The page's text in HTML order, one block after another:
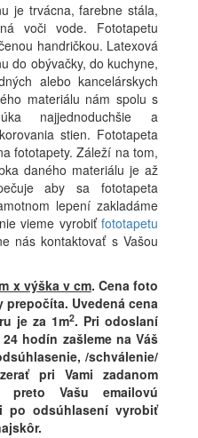
je trvácna, farebne stála,
voči vode. Fototapetu
handričkou. Latexová
do obývačky, do kuchyne,
alebo kancelárskych
materiálu nám spolu s
najjednoduchšie a
stien. Fototapeta
fototapety. Záleží na tom,
daného materiálu je až
aby sa fototapeta
lepení zakladáme
vieme vyrobiť fototapetu
nás kontaktovať s Vašou
x výška v cm. Cena foto
prepočíta. Uvedená cena
je za 1m2. Pri odoslaní
hodín zašleme na Váš
/schválenie/
pri Vami zadanom
preto Vašu emailovú
po odsúhlasení vyrobiť